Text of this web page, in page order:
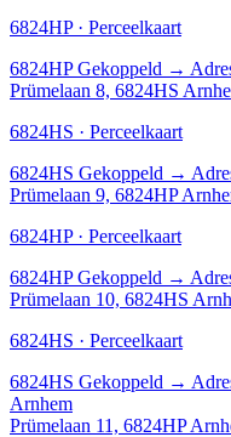
6824HP · Perceelkaart
6824HP Gekoppeld →
Prümelaan 8, 6824HS
6824HS · Perceelkaart
6824HS Gekoppeld →
Prümelaan 9, 6824HP
6824HP · Perceelkaart
6824HP Gekoppeld →
Prümelaan 10, 6824HS
6824HS · Perceelkaart
6824HS Gekoppeld →
Arnhem
Prümelaan 11, 6824HP